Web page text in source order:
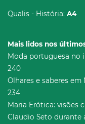
Qualis - História: A4
Mais lidos nos
Moda portuguesa no
240
Olhares e saberes em
234
Maria Erótica: visões
Claudio Seto